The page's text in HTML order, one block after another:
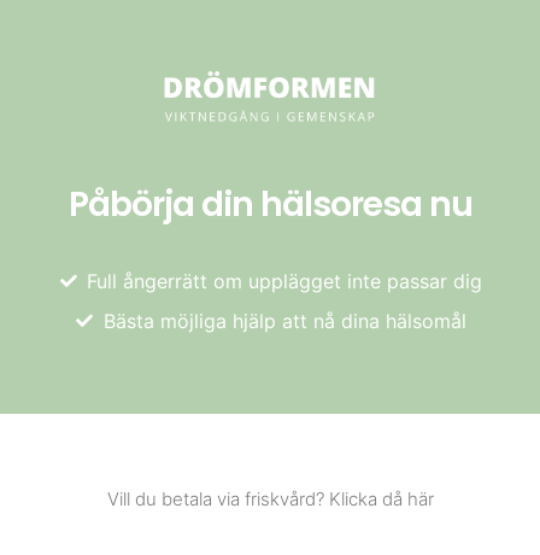
Påbörja din hälsoresa nu
Full ångerrätt om upplägget inte passar dig
Bästa möjliga hjälp att nå dina hälsomål
Vill du betala via friskvård? Klicka då här